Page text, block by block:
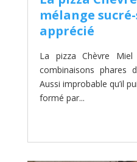
mélange
apprécié
La pizza Chèvre
combinaisons phares
Aussi improbable qu’il
formé par...